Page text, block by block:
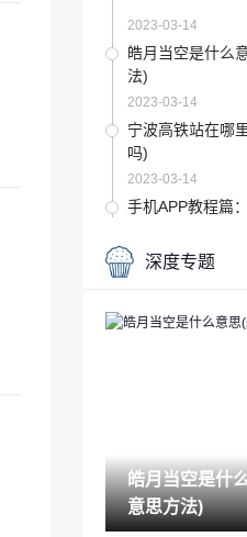
2023-03-14
皓月当空是什么
法)
2023-03-14
宁波高铁站在哪
吗)
2023-03-14
手机APP教程篇
2023-03-14
2023-03-14
有)
2023-03-14
app如何赚钱(玩
深度专题
皓月当空是什
意思方法)